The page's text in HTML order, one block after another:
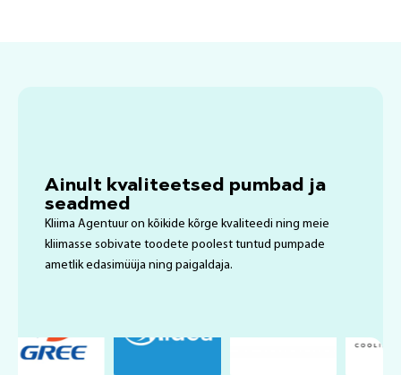
Ainult kvaliteetsed pumbad ja
seadmed
Kliima Agentuur on kõikide kõrge kvaliteedi ning meie
kliimasse sobivate toodete poolest tuntud pumpade
ametlik edasimüüja ning paigaldaja.